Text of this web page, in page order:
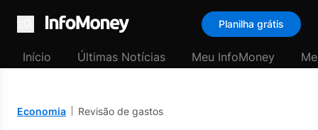
Menu
Planilha grátis
Início Últimas Notícias Meu InfoMoney
Economia Revisão de gastos